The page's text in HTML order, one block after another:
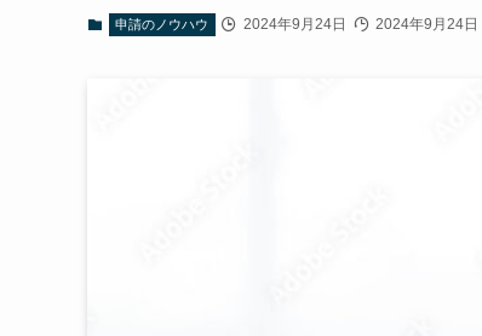
申請のノウハウ 2024年9月24日 2024年9月24日